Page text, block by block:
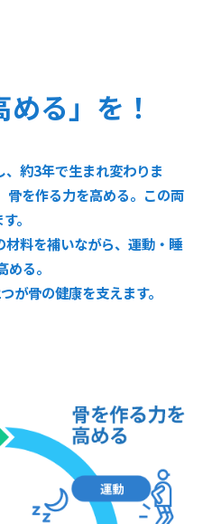
める」を！
約3年で生まれ変わりま
骨を作る力を高める。この両
。
料を補いながら、運動・睡
る。
が骨の健康を支えます。